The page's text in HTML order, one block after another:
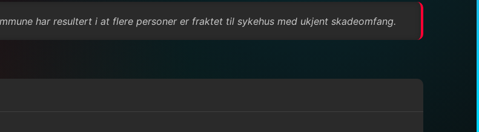
har resultert i at flere personer er fraktet til sykehus med ukjent skadeomfang.